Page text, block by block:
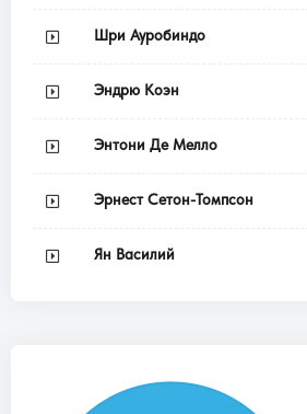
Шри Ауробиндо
Эндрю Коэн
Энтони Де Мелло
Эрнест Сетон-Томпсон
Ян Василий